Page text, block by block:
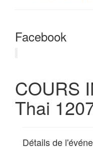
Facebook
COURS
Thai
Détails de